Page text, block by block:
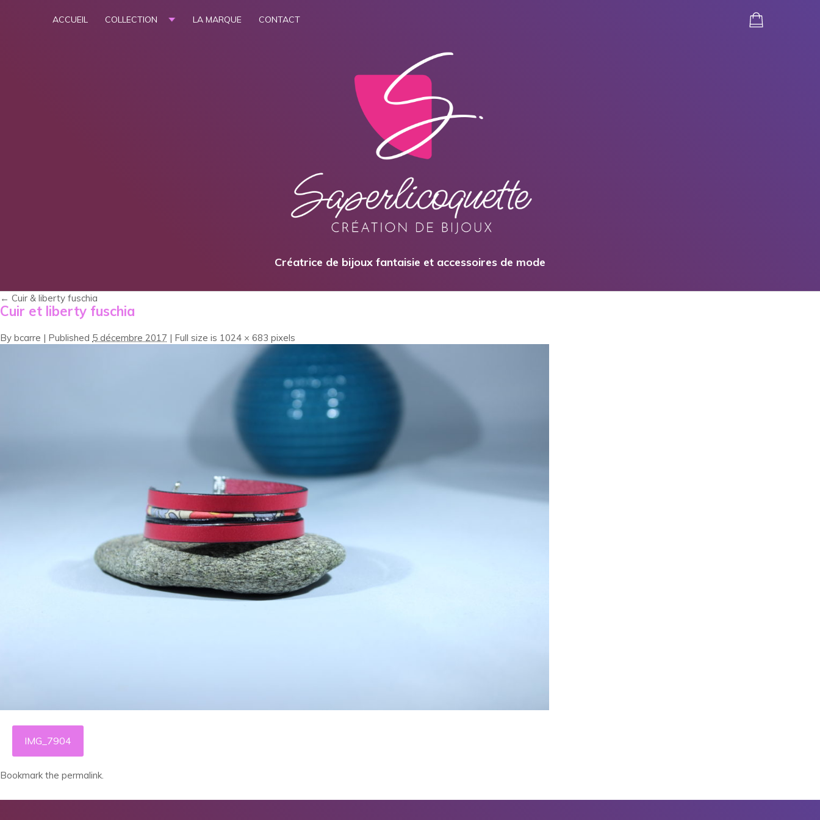
ACCUEIL COLLECTION LA MARQUE CONTACT
Créatrice de bijoux fantaisie et accessoires de mode
← Cuir & liberty fuschia
Cuir et liberty fuschia
By bcarre | Published 5 décembre 2017 | Full size is 1024 × 683 pixels
IMG_7904
Bookmark the permalink.